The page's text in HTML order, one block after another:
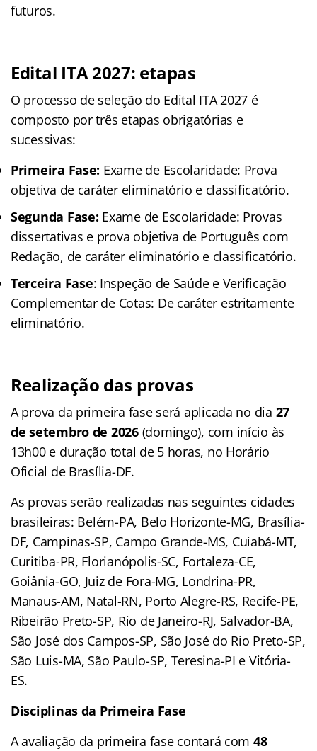
futuros.
Edital ITA 2027: etapas
O processo de seleção do Edital ITA 2027 é
composto por três etapas obrigatórias e
sucessivas:
Primeira Fase: Exame de Escolaridade: Prova
objetiva de caráter eliminatório e classificatório.
Segunda Fase: Exame de Escolaridade: Provas
dissertativas e prova objetiva de Português com
Redação, de caráter eliminatório e classificatório.
Terceira Fase: Inspeção de Saúde e Verificação
Complementar de Cotas: De caráter estritamente
eliminatório.
Realização das provas
A prova da primeira fase será aplicada no dia 27
de setembro de 2026(domingo), com início às
13h00 e duração total de 5 horas, no Horário
Oficial de Brasília-DF.
As provas serão realizadas nas seguintes cidades
brasileiras: Belém-PA, Belo Horizonte-MG, Brasília-
DF, Campinas-SP, Campo Grande-MS, Cuiabá-MT,
Curitiba-PR, Florianópolis-SC, Fortaleza-CE,
Goiânia-GO, Juiz de Fora-MG, Londrina-PR,
Manaus-AM, Natal-RN, Porto Alegre-RS, Recife-PE,
Ribeirão Preto-SP, Rio de Janeiro-RJ, Salvador-BA,
São José dos Campos-SP, São José do Rio Preto-SP,
São Luis-MA, São Paulo-SP, Teresina-PI e Vitória-
ES.
Disciplinas da Primeira Fase
A avaliação da primeira fase contará com 48